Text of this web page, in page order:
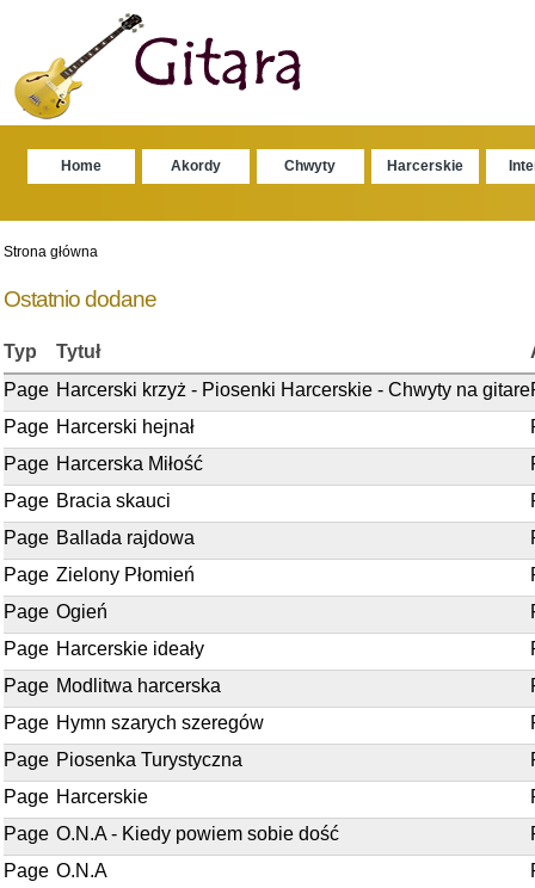
Home Akordy Chwyty Harcerskie
Strona główna
Ostatnio dodane
Typ Tytuł
Page Harcerski krzyż - Piosenki Harcerskie - Chwyty na gitare
Page Harcerski hejnał
Page Harcerska Miłość
Page Bracia skauci
Page Ballada rajdowa
Page Zielony Płomień
Page Ogień
Page Harcerskie ideały
Page Modlitwa harcerska
Page Hymn szarych szeregów
Page Piosenka Turystyczna
Page Harcerskie
Page O.N.A - Kiedy powiem sobie dość
Page O.N.A